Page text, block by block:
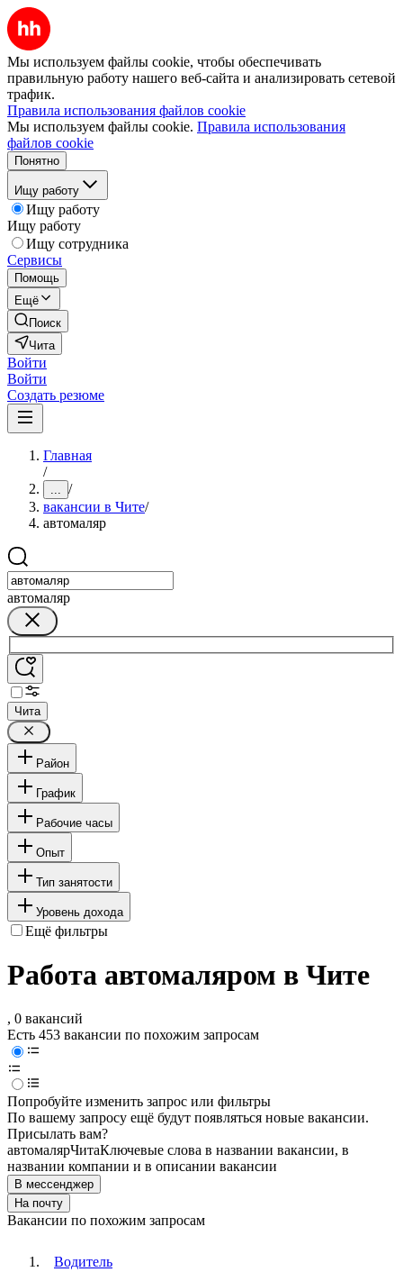
Мы используем файлы cookie, чтобы обеспечивать
правильную работу нашего веб-сайта и анализировать сетевой
трафик.
Правила использования файлов cookie
Мы используем файлы cookie. Правила использования
файлов cookie
Понятно
Ищу работу
Ищу работу
Ищу работу
Ищу сотрудника
Сервисы
Помощь
Ещё
Поиск
Чита
Войти
Войти
Создать резюме
Главная
/
... /
вакансии в Чите/
автомаляр
автомаляр
Чита
Район
График
Рабочие часы
Опыт
Тип занятости
Уровень дохода
Ещё фильтры
Работа автомаляром в Чите
, 0 вакансий
Есть 453 вакансии по похожим запросам
Попробуйте изменить запрос или фильтры
По вашему запросу ещё будут появляться новые вакансии.
Присылать вам?
автомалярЧитаКлючевые слова в названии вакансии, в
названии компании и в описании вакансии
В мессенджер
На почту
Вакансии по похожим запросам
Водитель